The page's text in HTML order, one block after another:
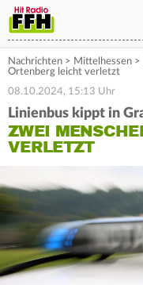
Nachrichten > Mittelhessen >
Ortenberg leicht verletzt
08.10.2024, 15:13 Uhr
Linienbus kippt in
ZWEI
VERLETZT